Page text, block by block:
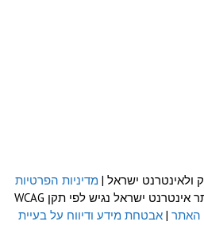
ולאינטרנט ישראל | מדיניות הפרטיות
| אתר אינטרנט ישראל נגיש לפי תקן WCAG
האתר | אבטחת מידע ודיווח על בעיית